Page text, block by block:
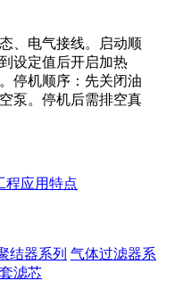
、电气接线。启动顺
设定值后开启加热
停机顺序：先关闭油
泵。停机后需排空真
程应用特点
结器系列 气体过滤器系
滤芯